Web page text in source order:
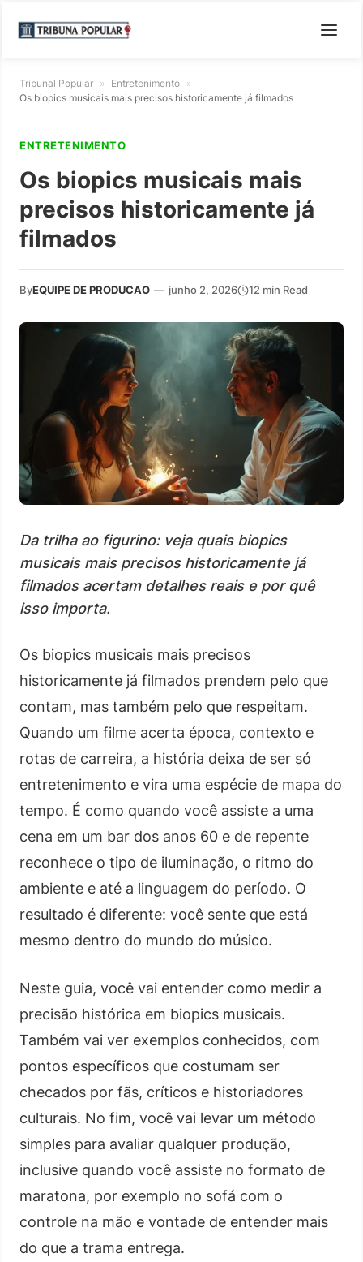
Tribunal Popular » Entretenimento »
Os biopics musicais mais precisos historicamente já filmados
ENTRETENIMENTO
Os biopics musicais mais
precisos historicamente já
filmados
ByEQUIPE DE PRODUCAO — junho 2, 2026 12 min Read
Da trilha ao figurino: veja quais biopics
musicais mais precisos historicamente já
filmados acertam detalhes reais e por quê
isso importa.
Os biopics musicais mais precisos
historicamente já filmados prendem pelo que
contam, mas também pelo que respeitam.
Quando um filme acerta época, contexto e
rotas de carreira, a história deixa de ser só
entretenimento e vira uma espécie de mapa do
tempo. É como quando você assiste a uma
cena em um bar dos anos 60 e de repente
reconhece o tipo de iluminação, o ritmo do
ambiente e até a linguagem do período. O
resultado é diferente: você sente que está
mesmo dentro do mundo do músico.
Neste guia, você vai entender como medir a
precisão histórica em biopics musicais.
Também vai ver exemplos conhecidos, com
pontos específicos que costumam ser
checados por fãs, críticos e historiadores
culturais. No fim, você vai levar um método
simples para avaliar qualquer produção,
inclusive quando você assiste no formato de
maratona, por exemplo no sofá com o
controle na mão e vontade de entender mais
do que a trama entrega.